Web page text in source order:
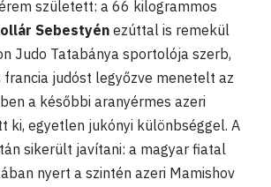
született: a 66 kilogrammos
Sebestyén ezúttal is remekül
Judo Tatabánya sportolója szerb,
francia judóst legyőzve menetelt az
a későbbi aranyérmes azeri
ki, egyetlen jukónyi különbséggel. A
sikerült javítani: a magyar fiatal
nyert a szintén azeri Mamishov